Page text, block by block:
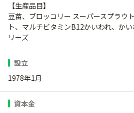
【生産品目】
豆苗、ブロッコリー スーパースプラウ
ト、マルチビタミンB12かいわれ、か
リーズ
設立
1978年1月
資本金